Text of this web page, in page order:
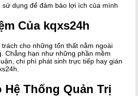
dụng để đảm bảo lợi ích của mình
Của kqxs24h
cho những tổn thất nằm ngoài
Chẳng hạn như những phần mềm
chi phí phát sinh trực tiếp hay gián
Hệ Thống Quản Trị